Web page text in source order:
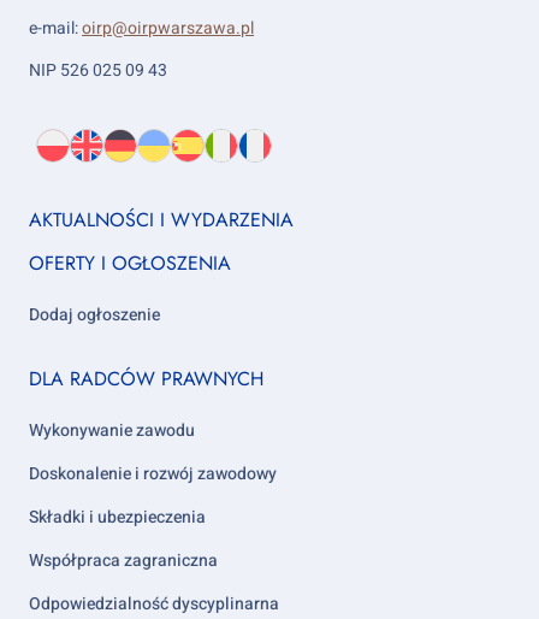
e-mail:oirp@oirpwarszawa.pl
NIP 526 025 09 43
Wybierz
język:
PL
O
EN
About
DE
About
UK
About
ES
About
IT
About
FR
About
Footer
1
AKTUALNOŚCI I WYDARZENIA
OFERTY I OGŁOSZENIA
Dodaj ogłoszenie
Footer
2
DLA RADCÓW PRAWNYCH
Wykonywanie zawodu
Doskonalenie i rozwój zawodowy
Składki i ubezpieczenia
Współpraca zagraniczna
Odpowiedzialność dyscyplinarna